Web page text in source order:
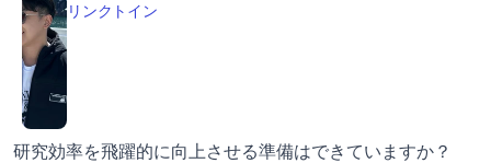
リンクトイン
研究効率を飛躍的に向上させる準備はできていますか？